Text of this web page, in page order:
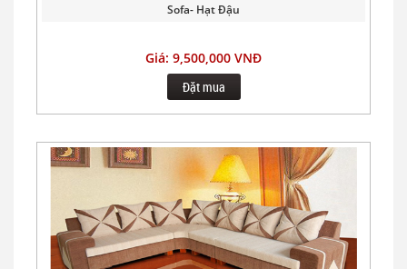
Sofa- Hạt Đậu
Giá: 9,500,000 VNĐ
Đặt mua